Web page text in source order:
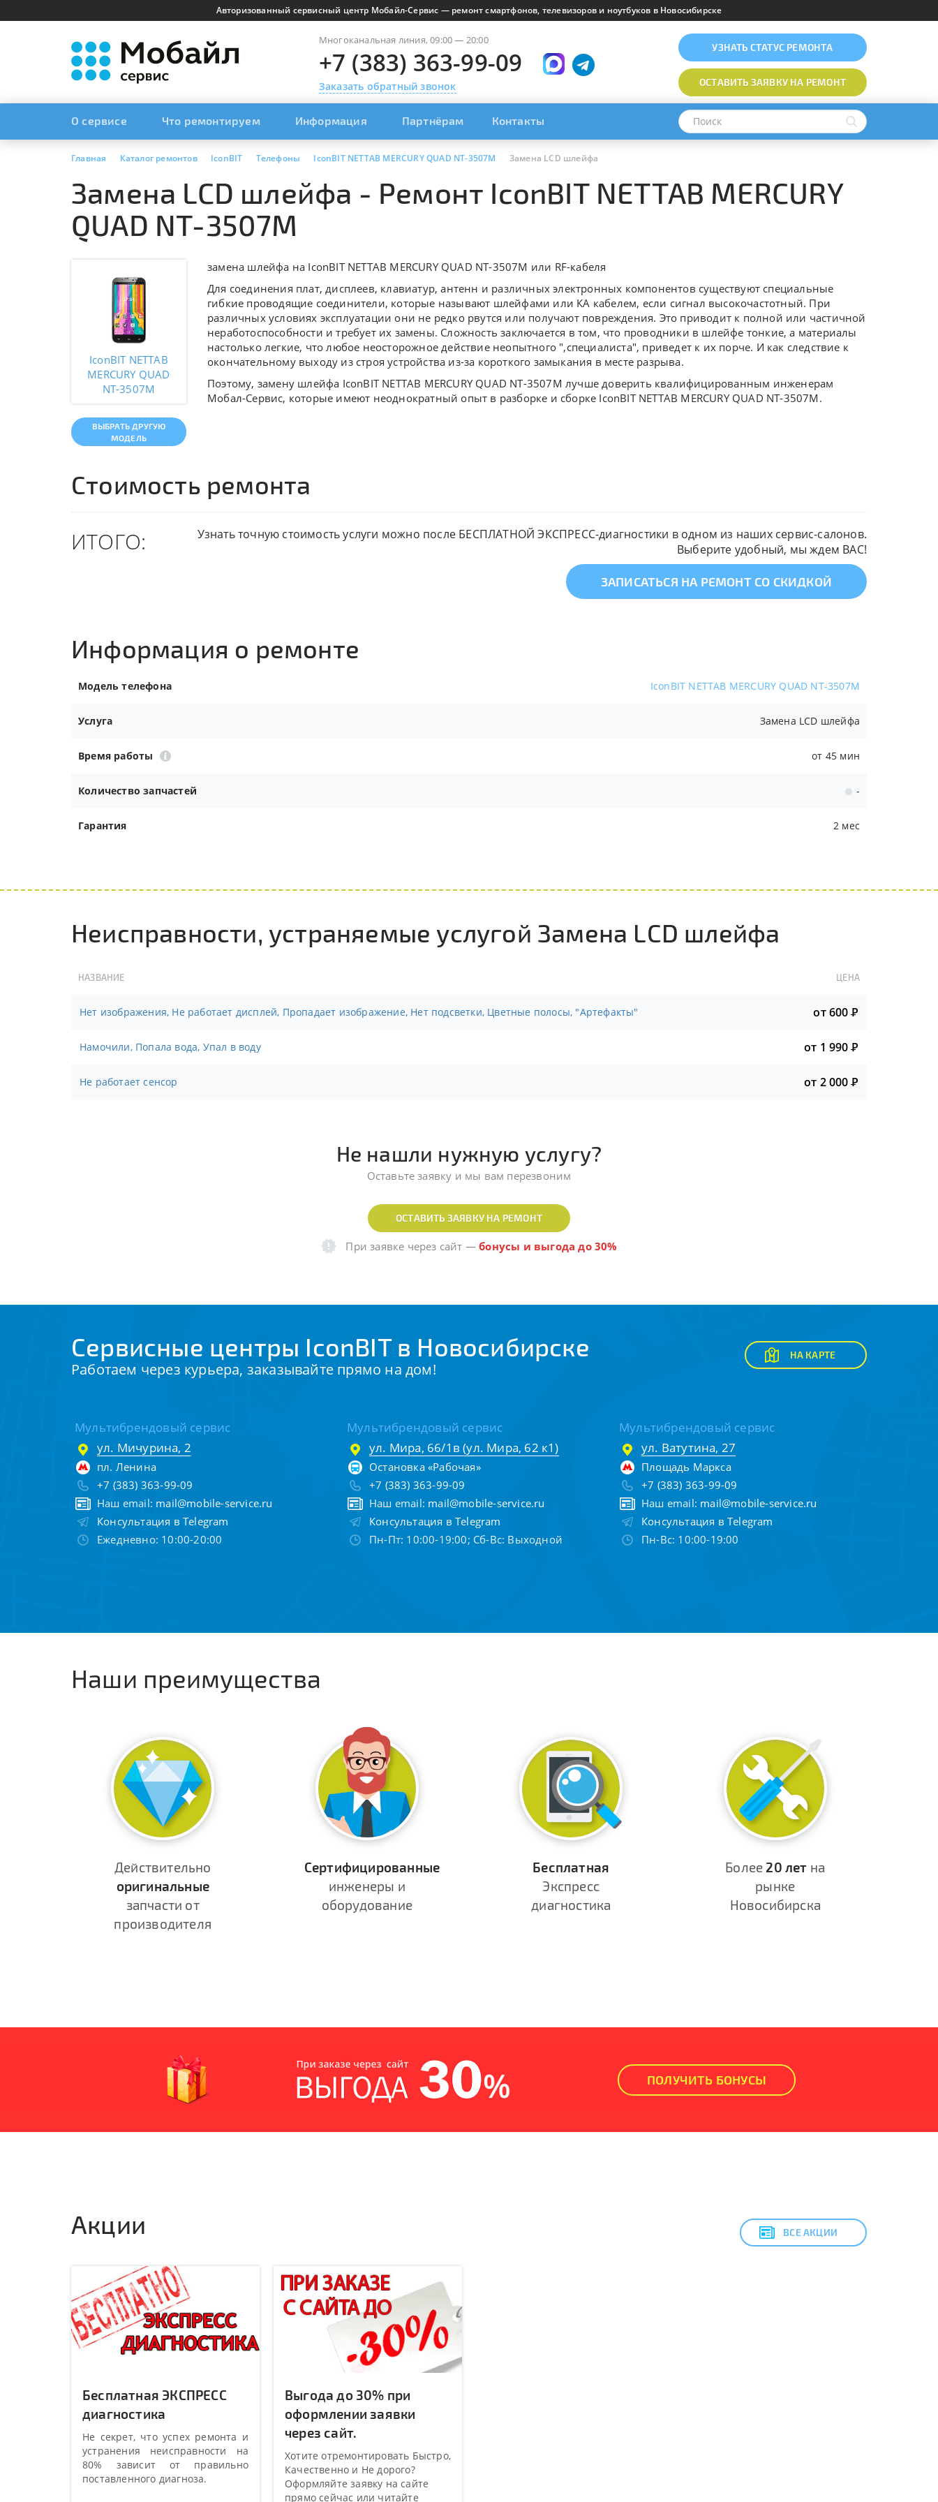
Авторизованный сервисный центр Мобайл-Сервис — ремонт смартфонов, телевизоров и ноутбуков в Новосибирске
Многоканальная линия, 09:00 — 20:00
+7 (383) 363-99-09
Заказать обратный звонок
УЗНАТЬ СТАТУС РЕМОНТА
ОСТАВИТЬ ЗАЯВКУНА РЕМОНТ
О сервисе Что ремонтируем Информация Партнёрам Контакты
Главная Каталог ремонтов IconBIT Телефоны IconBIT NETTAB MERCURY QUAD NT-3507M Замена LCD шлейфа
Замена LCD шлейфа - Ремонт IconBIT NETTAB MERCURY
QUAD NT-3507M
IconBIT NETTAB
MERCURY QUAD
NT-3507M
ВЫБРАТЬ ДРУГУЮ
МОДЕЛЬ
замена шлейфа на IconBIT NETTAB MERCURY QUAD NT-3507M или RF-кабеля
Для соединения плат, дисплеев, клавиатур, антенн и различных электронных компонентов существуют специальные
гибкие проводящие соединители, которые называют шлейфами или КА кабелем, если сигнал высокочастотный. При
различных условиях эксплуатации они не редко рвутся или получают повреждения. Это приводит к полной или частичной
неработоспособности и требует их замены. Сложность заключается в том, что проводники в шлейфе тонкие, а материалы
настолько легкие, что любое неосторожное действие неопытного ",специалиста", приведет к их порче. И как следствие к
окончательному выходу из строя устройства из-за короткого замыкания в месте разрыва.
Поэтому, замену шлейфа IconBIT NETTAB MERCURY QUAD NT-3507M лучше доверить квалифицированным инженерам
Мобал-Сервис, которые имеют неоднократный опыт в разборке и сборке IconBIT NETTAB MERCURY QUAD NT-3507M.
Стоимость ремонта
ИТОГО:
Узнать точную стоимость услуги можно после БЕСПЛАТНОЙ ЭКСПРЕСС-диагностики в одном из наших сервис-салонов.
Выберите удобный, мы ждем ВАС!
ЗАПИСАТЬСЯ НА РЕМОНТ СО СКИДКОЙ
Информация о ремонте
Модель телефона IconBIT NETTAB MERCURY QUAD NT-3507M
Услуга Замена LCD шлейфа
Время работы от 45 мин
Количество запчастей -
Гарантия 2 мес
Неисправности, устраняемые услугой Замена LCD шлейфа
НАЗВАНИЕ ЦЕНА
Нет изображения, Не работает дисплей, Пропадает изображение, Нет подсветки, Цветные полосы, "Артефакты" от 600Р
Намочили, Попала вода, Упал в воду от 1 990Р
Не работает сенсор от 2 000Р
Не нашли нужную услугу?
Оставьте заявку и мы вам перезвоним
ОСТАВИТЬ ЗАЯВКУ НА РЕМОНТ
При заявке через сайт —бонусы и выгода до 30%
Сервисные центры IconBIT в Новосибирске
Работаем через курьера, заказывайте прямо на дом!
НА КАРТЕ
Мультибрендовый сервис
ул. Мичурина, 2
пл. Ленина
+7 (383) 363-99-09
Наш email: mail@mobile-service.ru
Консультация в Telegram
Ежедневно: 10:00-20:00
Мультибрендовый сервис
ул. Мира, 66/1в (ул. Мира, 62 к1)
Остановка «Рабочая»
+7 (383) 363-99-09
Наш email: mail@mobile-service.ru
Консультация в Telegram
Пн-Пт: 10:00-19:00; Сб-Вс: Выходной
Мультибрендовый сервис
ул. Ватутина, 27
Площадь Маркса
+7 (383) 363-99-09
Наш email: mail@mobile-service.ru
Консультация в Telegram
Пн-Вс: 10:00-19:00
Наши преимущества
Действительно
оригинальные
запчасти от
производителя
Сертифицированные
инженеры и
оборудование
Бесплатная
Экспресс
диагностика
Более 20 лет на
рынке
Новосибирска
ПОЛУЧИТЬ БОНУСЫ
Акции ВСЕ АКЦИИ
Бесплатная ЭКСПРЕСС
диагностика
Не секрет, что успех ремонта и
устранения неисправности на
80% зависит от правильно
поставленного диагноза.
Выгода до 30% при
оформлении заявки
через сайт.
Хотите отремонтировать Быстро,
Качественно и Не дорого?
Оформляйте заявку на сайте
прямо сейчас или читайте